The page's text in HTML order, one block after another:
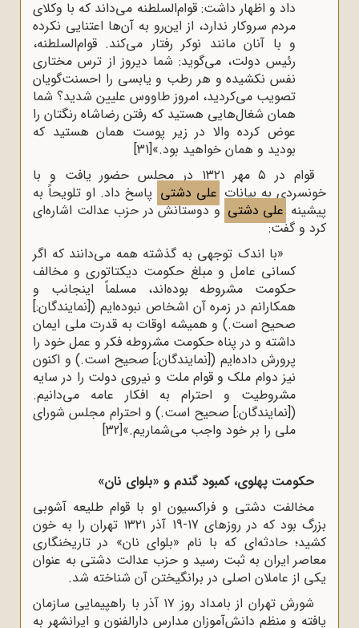
داد و اظهار داشت: قوام‌السلطنه می‌داند که با وکلای
مردم سروکار ندارد، از این‌رو به آن‌ها اعتنایی نکرده
و با آنان مانند نوکر رفتار می‌کند. قوام‌السلطنه،
رئیس دولت، می‌گوید: شما دیروز از ترس مختاری
نفس نکشیده و هر رطب و یابسی را احسنت‌گویان
تصویب می‌کردید، امروز طاووس علیین شدید؟ شما
همان شغال‌هایی هستید که رفتن رضاشاه رنگتان را
عوض کرده والا در زیر پوست همان هستید که
بودید و همان خواهید بود.»[31]
قوام در ۵ مهر ۱۳۲۱ در مجلس حضور یافت و با
خونسردی به بیانات علی دشتی پاسخ داد. او تلویحاً به
پیشینه علی دشتی و دوستانش در حزب عدالت اشاره‌ای
کرد و گفت:
«با اندک توجهی به گذشته همه می‌دانند که اگر
کسانی عامل و مبلغ حکومت دیکتاتوری و مخالف
حکومت مشروطه بوده‌اند، مسلماً اینجانب و
همکارانم در زمره آن اشخاص نبوده‌ایم ([نمایندگان:]
صحیح است.) و همیشه اوقات به قدرت ملی ایمان
داشته و در پناه حکومت مشروطه فکر و عمل خود را
پرورش داده‌ایم ([نمایندگان:] صحیح است.) و اکنون
نیز دوام ملک و قوام ملت و نیروی دولت را در سایه
مشروطیت و احترام به افکار عامه می‌دانیم.
([نمایندگان:] صحیح است.) و احترام مجلس شورای
ملی را بر خود واجب می‌شماریم.»[32]
حکومت پهلوی، کمبود گندم و «بلوای نان»
مخالفت دشتی و فراکسیون او با قوام طلیعه آشوبی
بزرگ بود که در روزهای 17-19 آذر ۱۳۲۱ تهران را به خون
کشید؛ حادثه‌ای که با نام «بلوای نان» در تاریخنگاری
معاصر ایران به ثبت رسید و حزب عدالت دشتی به عنوان
یکی از عاملان اصلی در برانگیختن آن شناخته شد.
شورش تهران از بامداد روز ۱۷ آذر با راهپیمایی سازمان
یافته و منظم دانش‌آموزان مدارس دارالفنون و ایرانشهر به